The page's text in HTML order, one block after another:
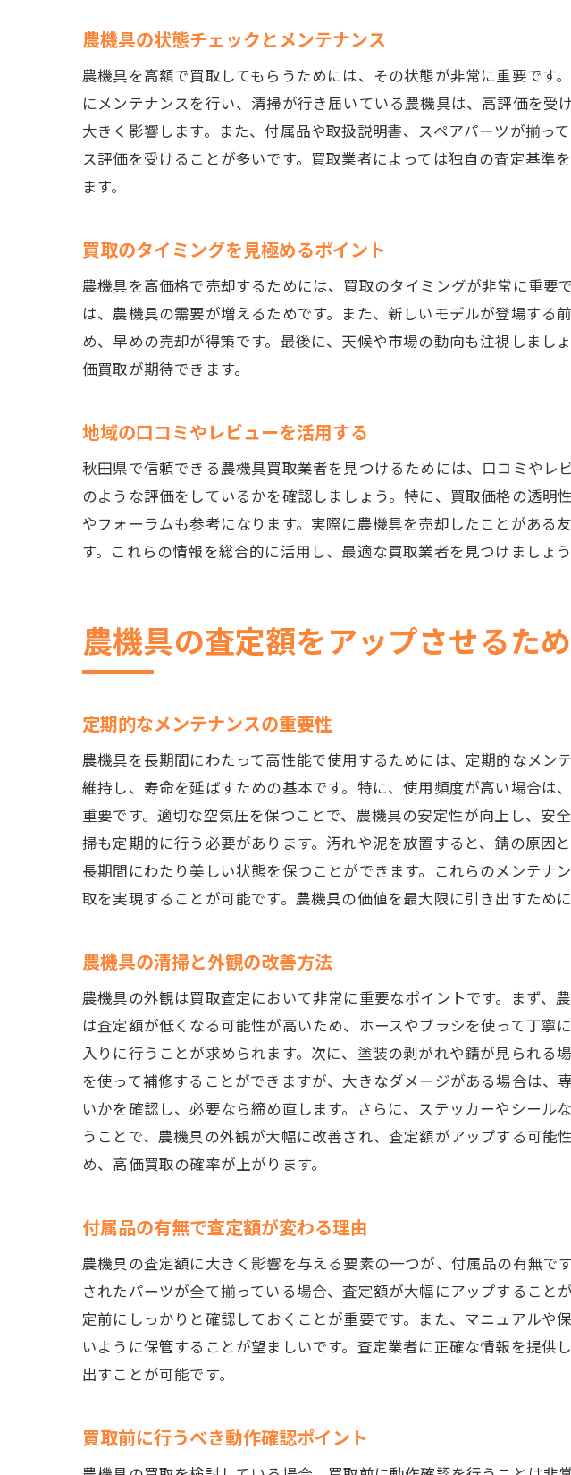
買取交渉の際のポ
農機具の買取査定を成
査定前の農機具の準
再査定を依頼する
秋田県の農機具買取業
買取前に行うべき
業者が教える高額
買取後のアフター
農機具を最高価格で売却
専門家からのアド
農機具の状態チェックとメンテナンス
農機具を高額で買取してもらうためには、その状態が非常に重要で
にメンテナンスを行い、清掃が行き届いている農機具は、高評価を
大きく影響します。また、付属品や取扱説明書、スペアパーツが揃っ
ス評価を受けることが多いです。買取業者によっては独自の査定基
ます。
買取のタイミングを見極めるポイント
農機具を高価格で売却するためには、買取のタイミングが非常に重
は、農機具の需要が増えるためです。また、新しいモデルが登場す
め、早めの売却が得策です。最後に、天候や市場の動向も注視しま
価買取が期待できます。
地域の口コミやレビューを活用する
秋田県で信頼できる農機具買取業者を見つけるためには、口コミやレ
のような評価をしているかを確認しましょう。特に、買取価格の透
やフォーラムも参考になります。実際に農機具を売却したことがあ
す。これらの情報を総合的に活用し、最適な買取業者を見つけましょう
農機具の査定額をアップさせるた
定期的なメンテナンスの重要性
農機具を長期間にわたって高性能で使用するためには、定期的なメ
維持し、寿命を延ばすための基本です。特に、使用頻度が高い場合
重要です。適切な空気圧を保つことで、農機具の安定性が向上し、
掃も定期的に行う必要があります。汚れや泥を放置すると、錆の原因
長期間にわたり美しい状態を保つことができます。これらのメンテ
取を実現することが可能です。農機具の価値を最大限に引き出すため
農機具の清掃と外観の改善方法
農機具の外観は買取査定において非常に重要なポイントです。まず
は査定額が低くなる可能性が高いため、ホースやブラシを使って丁
入りに行うことが求められます。次に、塗装の剥がれや錆が見られ
を使って補修することができますが、大きなダメージがある場合は
いかを確認し、必要なら締め直します。さらに、ステッカーやシー
うことで、農機具の外観が大幅に改善され、査定額がアップする可
め、高価買取の確率が上がります。
付属品の有無で査定額が変わる理由
農機具の査定額に大きく影響を与える要素の一つが、付属品の有無
されたパーツが全て揃っている場合、査定額が大幅にアップするこ
定前にしっかりと確認しておくことが重要です。また、マニュアル
いように保管することが望ましいです。査定業者に正確な情報を提
出すことが可能です。
買取前に行うべき動作確認ポイント